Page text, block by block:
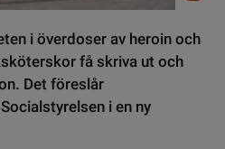
i överdoser av heroin och
få skriva ut och
Det föreslår
i en ny